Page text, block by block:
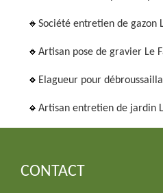
Société entretien de gazon
Artisan pose de gravier Le
Elagueur pour
Artisan entretien de jardin
CONTACT